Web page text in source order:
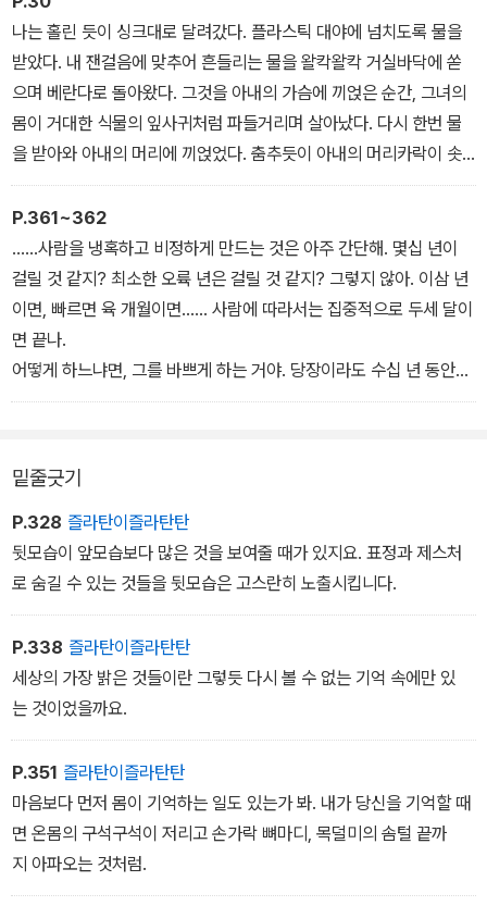
『여수의 사랑』이다.
5년 만에 출간된 두번째 소설집 『내 여자의 열매』에서 한강은 “흐르
는 물과 같이 변화하는 과정이 바로 나라는 평범한 진리”를 만난 듯하
다가, 이내 다시 묻는다. “이 한 편 한 편의 소설들을 썼던 사람은 누
구였을까.”(「작가의 말」) 그리고 12년이 지나 세번째 소설집 『노랑무
늬영원』을 펴냈다. 그 사이사이에 장편 『그대의 차가운 손』, 『채식주
의자』, 『바람이 분다, 가라』, 『희랍어 시간』이 씌어졌다.
나는 홀린 듯이 싱크대로 달려갔다. 플라스틱 대야에 넘치도록 물을
받았다. 내 잰걸음에 맞추어 흔들리는 물을 왈칵왈칵 거실바닥에 쏟
으며 베란다로 돌아왔다. 그것을 아내의 가슴에 끼얹은 순간, 그녀의
몸이 거대한 식물의 잎사귀처럼 파들거리며 살아났다. 다시 한번 물
을 받아와 아내의 머리에 끼얹었다. 춤추듯이 아내의 머리카락이 솟
구쳐 올라왔다. 아내의 번득이는 초록빛 몸이 내 물세례 속에서 청신
하게 피어나는 것을 보며 나는 체머리를 떨었다.
내 아내가 저만큼 아름다웠던 적은 없었다.
―「내 여자의 열매」에서
P.361~362
……사람을 냉혹하고 비정하게 만드는 것은 아주 간단해. 몇십 년이
걸릴 것 같지? 최소한 오륙 년은 걸릴 것 같지? 그렇지 않아. 이삼 년
이면, 빠르면 육 개월이면…… 사람에 따라서는 집중적으로 두세 달이
면 끝나.
어떻게 하느냐면, 그를 바쁘게 하는 거야. 당장이라도 수십 년 동안의
잠에 곯아떨어지고 싶어 할 만큼 피로하게 하고, 그러나 쉬고 싶을 때
게 하는 거야.
그렇게 수백만의 불행을 만들어내는 도시, 수백만의 피로한 인간들을
뱉어내는 도시에 대한 영화야. 제목은 ‘서울의 겨울’이라고 붙이겠어.
겨울뿐인 도시…… 내가 목숨을 걸고 사랑하려 했던 도시를 위한 영화
야.
―「철길을 흐르는 강」에서
밑줄긋기
P.328 즐라탄이즐라탄탄
뒷모습이 앞모습보다 많은 것을 보여줄 때가 있지요. 표정과 제스처
로 숨길 수 있는 것들을 뒷모습은 고스란히 노출시킵니다.
P.338 즐라탄이즐라탄탄
세상의 가장 밝은 것들이란 그렇듯 다시 볼 수 없는 기억 속에만 있
는 것이었을까요.
P.351 즐라탄이즐라탄탄
마음보다 먼저 몸이 기억하는 일도 있는가 봐. 내가 당신을 기억할 때
면 온몸의 구석구석이 저리고 손가락 뼈마디, 목덜미의 솜털 끝까
지 아파오는 것처럼.